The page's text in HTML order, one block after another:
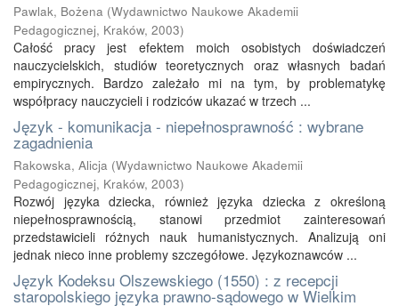
Pawlak, Bożena (Wydawnictwo Naukowe Akademii
Pedagogicznej, Kraków, 2003)
Całość pracy jest efektem moich osobistych doświadczeń
nauczycielskich, studiów teoretycznych oraz własnych badań
empirycznych. Bardzo zależało mi na tym, by problematykę
współpracy nauczycieli i rodziców ukazać w trzech ...
Język - komunikacja - niepełnosprawność : wybrane
zagadnienia
Rakowska, Alicja (Wydawnictwo Naukowe Akademii
Pedagogicznej, Kraków, 2003)
Rozwój języka dziecka, również języka dziecka z określoną
niepełnosprawnością, stanowi przedmiot zainteresowań
przedstawicieli różnych nauk humanistycznych. Analizują oni
jednak nieco inne problemy szczegółowe. Językoznawców ...
Język Kodeksu Olszewskiego (1550) : z recepcji
staropolskiego języka prawno-sądowego w Wielkim